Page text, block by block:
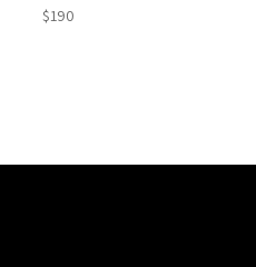
$190